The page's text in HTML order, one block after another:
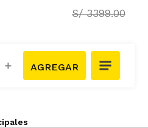
S/ 3399.00
＋